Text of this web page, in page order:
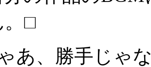
。□
、勝手じゃ